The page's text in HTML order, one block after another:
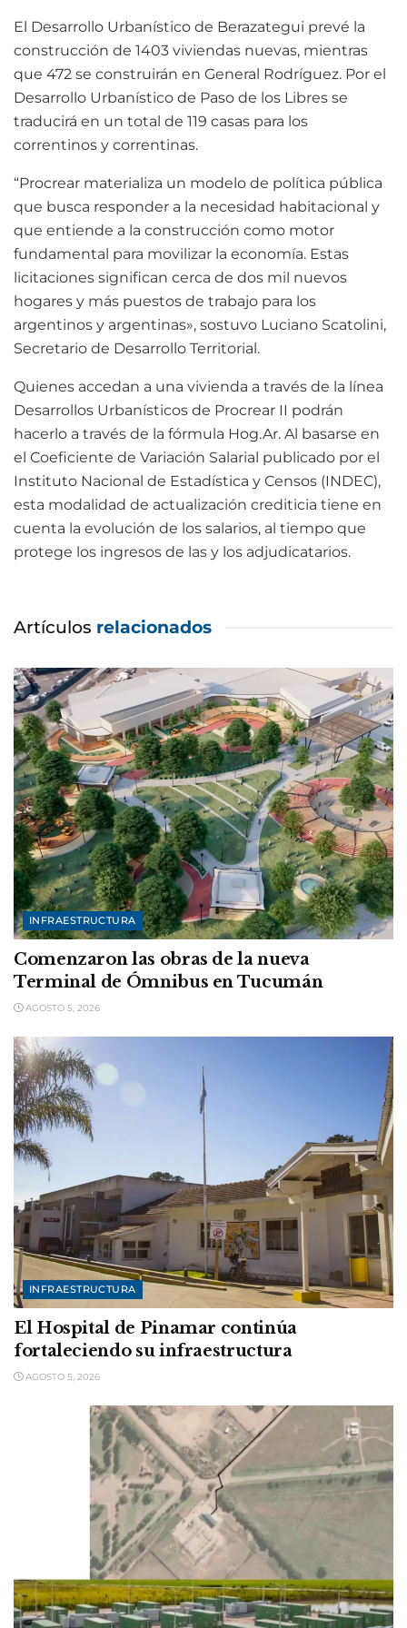
El Desarrollo Urbanístico de Berazategui prevé la
construcción de 1403 viviendas nuevas, mientras
que 472 se construirán en General Rodríguez. Por el
Desarrollo Urbanístico de Paso de los Libres se
traducirá en un total de 119 casas para los
correntinos y correntinas.
“Procrear materializa un modelo de política pública
que busca responder a la necesidad habitacional y
que entiende a la construcción como motor
fundamental para movilizar la economía. Estas
licitaciones significan cerca de dos mil nuevos
hogares y más puestos de trabajo para los
argentinos y argentinas», sostuvo Luciano Scatolini,
Secretario de Desarrollo Territorial.
Quienes accedan a una vivienda a través de la línea
Desarrollos Urbanísticos de Procrear II podrán
hacerlo a través de la fórmula Hog.Ar. Al basarse en
el Coeficiente de Variación Salarial publicado por el
Instituto Nacional de Estadística y Censos (INDEC),
esta modalidad de actualización crediticia tiene en
cuenta la evolución de los salarios, al tiempo que
protege los ingresos de las y los adjudicatarios.
Artículos relacionados
INFRAESTRUCTURA
Comenzaron las obras de la nueva
Terminal de Ómnibus en Tucumán
AGOSTO 5, 2026
INFRAESTRUCTURA
El Hospital de Pinamar continúa
fortaleciendo su infraestructura
AGOSTO 5, 2026